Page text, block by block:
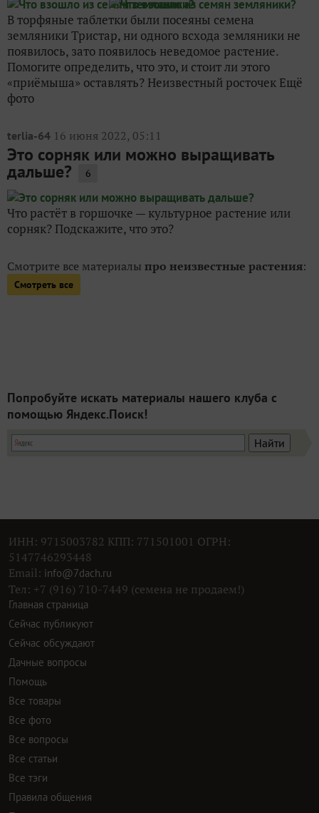
В торфяные таблетки были посеяны семена
земляники Тристар, ни одного всхода земляники не
появилось, зато появилось неведомое растение.
Помогите определить, что это, и стоит ли этого
«приёмыша» оставлять? Неизвестный росточек Ещё
фото
terlia-64 16 июня 2022, 05:11
Это сорняк или можно выращивать
дальше? 6
Что растёт в горшочке — культурное растение или
сорняк? Подскажите, что это?
Смотрите все материалы про неизвестные растения:
Смотреть все
Попробуйте искать материалы нашего клуба с
помощью Яндекс.Поиск!
ИНН: 9715003782 КПП: 771501001 ОГРН:
5147746293448
Email: info@7dach.ru
Тел: +7 (916) 710-7449 (семена не продаем!)
Главная страница
Сейчас публикуют
Сейчас обсуждают
Дачные вопросы
Помощь
Все товары
Все фото
Все вопросы
Все статьи
Все тэги
Правила общения